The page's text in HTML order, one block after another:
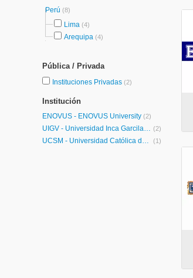
Perú (8)
Lima (4)
Arequipa (4)
Pública / Privada
Instituciones Privadas (2)
Institución
ENOVUS - ENOVUS University (2)
UIGV - Universidad Inca Garcilaso de la Vega (2)
UCSM - Universidad Católica de Santa María (1)